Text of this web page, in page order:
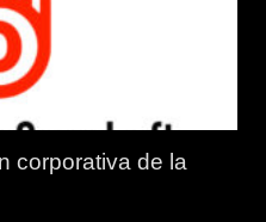
corporativa de la